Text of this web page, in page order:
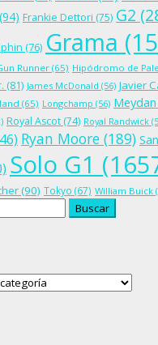
(94) Frankie Dettori (75) G2
(76) Grama
Runner (65) Hipódromo de
(81) James McDonald (56) Javier
(65) Longchamp (56) Meydan
Royal Ascot (74) Royal Randwick
Ryan Moore (189)
Solo G1
(90) Tokyo (67) William Buick